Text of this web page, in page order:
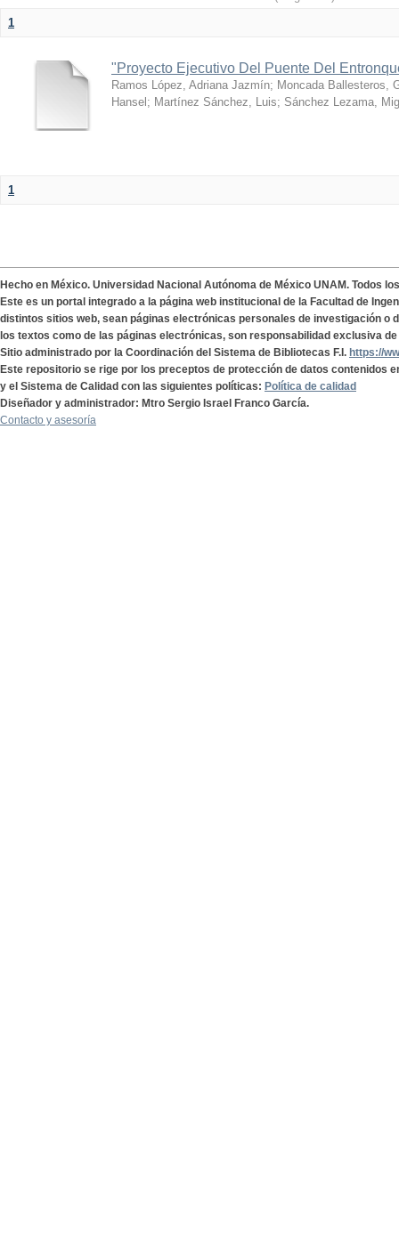
1
"Proyecto Ejecutivo Del Puente Del
Ramos López, Adriana Jazmín; Moncada Ballesteros,
Hansel ; Martínez Sánchez, Luis; Sánchez Lezama,
1
Hecho en México. Universidad Nacional Autónoma de México UNAM. Todos
Este es un portal integrado a la página web institucional de la Facultad de
distintos sitios web, sean páginas electrónicas personales de investigación o
los textos como de las páginas electrónicas, son responsabilidad exclusiva
Sitio administrado por la Coordinación del Sistema de Bibliotecas F.I. https://
Este repositorio se rige por los preceptos de protección de datos contenidos
y el Sistema de Calidad con las siguientes políticas: Política de calidad
Diseñador y administrador: Mtro Sergio Israel Franco García.
Contacto y asesoría